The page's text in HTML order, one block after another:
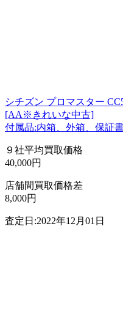
シチズン プロマスター
[AA※きれいな中古]
付属品:内箱、外箱、保証
９社平均買取価格
40,000円
店舗間買取価格差
8,000円
査定日:2022年12月01日